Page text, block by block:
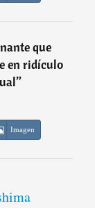
que
en ridículo
”
Imagen